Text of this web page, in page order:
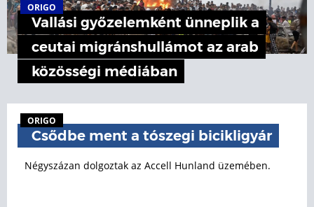
ORIGO
Vallási győzelemként ünneplik a
ceutai migránshullámot az arab
közösségi médiában
ORIGO
Csődbe ment a tószegi bicikligyár
Négyszázan dolgoztak az Accell Hunland üzemében.